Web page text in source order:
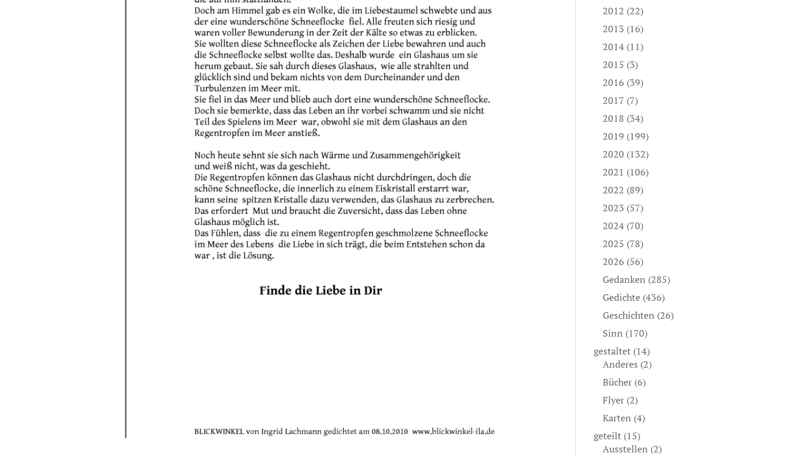
2012 (22)
2013 (16)
2014(11)
2015 (3)
2016 (39)
2017 (7)
2018 (34)
2019 (199)
2020 (132)
2021 (106)
2022 (89)
2023 (57)
2024(70)
2025 (78)
2026 (56)
Gedanken (285)
Gedichte(436)
Geschichten (26)
Sinn (170)
gestaltet(14)
Anderes (2)
Bücher(6)
Flyer(2)
Karten (4)
geteilt(15)
Ausstellen (2)